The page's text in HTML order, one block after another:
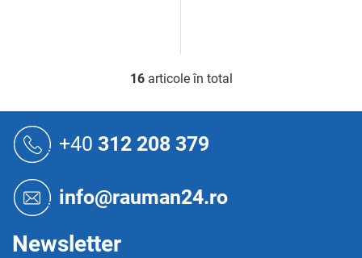
C
n
r
u
l
16articole în total
+40 312 208 379
info@rauman24.ro
Newsletter